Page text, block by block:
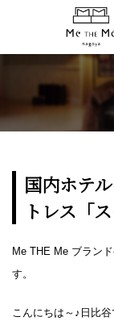
国内ホテ
トレス「
Me THE Me ブラン
す。
こんにちは～♪日比谷
トップペ
アクセス
ブログ